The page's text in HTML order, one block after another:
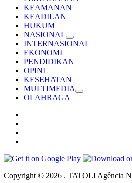
KEAMANAN
KEADILAN
HUKUM
NASIONAL
INTERNASIONAL
EKONOMI
PENDIDIKAN
OPINI
KESEHATAN
MULTIMEDIA
OLAHRAGA
Copyright © 2026 . TATOLI Agência